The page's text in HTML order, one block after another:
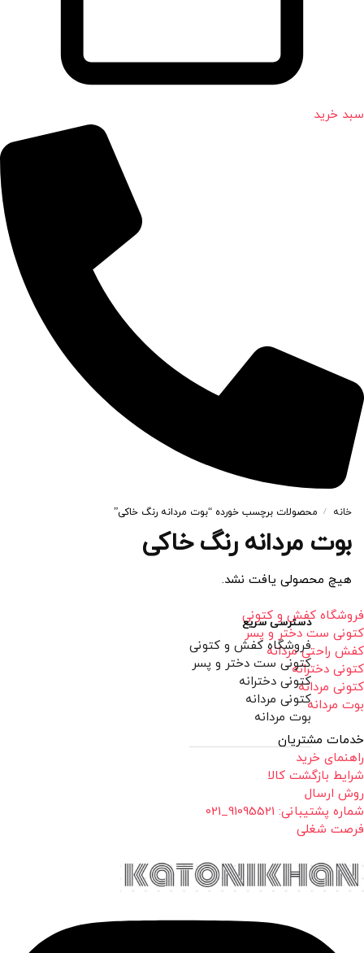
سبد خرید
خانه / محصولات برچسب خورده “بوت مردانه رنگ خاکی”
بوت مردانه رنگ خاکی
هیچ محصولی یافت نشد.
دسترسی سریع
فروشگاه کفش و کتونی
کتونی ست دختر و پسر
کتونی دخترانه
کتونی مردانه
بوت مردانه
فروشگاه کفش و کتونی
کتونی ست دختر و پسر
کفش راحتی مردانه
کتونی دخترانه
کتونی مردانه
بوت مردانه
خدمات مشتریان
راهنمای خرید
شرایط بازگشت کالا
روش ارسال
شماره پشتیبانی: 91095521_021
فرصت شغلی